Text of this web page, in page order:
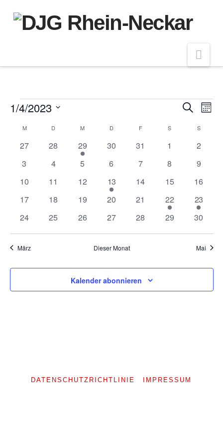
Veranstaltungen
und
Suche
Monat
1/4/2023
wählen.Kalender
von
Veranstaltungen
MMONTAG D DIENSTAGM MITTWOCH
DDONNERSTAG
FFREITAG S SAMSTAGS
0
27
0
Veranstaltungen
28
1
Veranstaltung
29
0
30
0
31
0
1
0
2
0
3
0
4
0
5
0
6
0
7
0
8
0
9
0
10
0
11
0
Veranstaltungen
12
1
Veranstaltung
13
0
14
0
15
0
16
0
17
0
18
0
19
0
20
0
Veranstaltungen
21
1
Veranstaltung
22
2
23
0
24
0
25
0
26
0
27
0
28
0
29
0
30
März Dieser Monat Mai
Kalender abonnieren
DATENSCHUTZRICHTLINIE IMPRESSUM